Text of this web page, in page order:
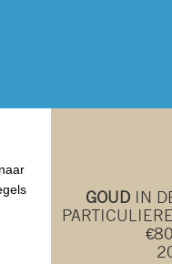
GOUDIN